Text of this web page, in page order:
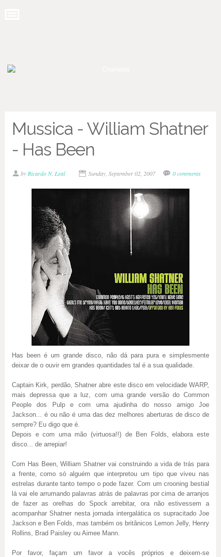
Mussica - William Shatner
- Has Been
by Ricardo N. Leal Sunday, September 02, 2007 0 comments
Has been é um grande disco, não dá para pura e simplesmente
deixar de o ouvir em grandes quantidades tal é a sua qualidade.
Captain Kirk, perdão, Shatner abre este disco em velocidade WARP,
mais depressa que a luz, com uma grande versão do Common
People dos Pulp e com uma ajudinha do nosso amigo Joe
Jackson... é ou não é uma das dez melhores aberturas de disco de
sempre? Eu digo que é.
Depois e com uma mão (virtuosa!!) de Ben Folds, elabora este
disco... de arrepiar!
Com Has Been, William Shatner vai construindo a vida de trás para
a frente, como só alguém que interpretou um tipo que viveu nas
estrelas durante tanto tempo o pode fazer. Com um crooning bestial
lá vai ele arrumando palavras atrás de palavras por cima de arranjos
de fazer as orelhas do Spock arrebitar, ora não estivessem a
acompanhar Shatner nesta jornada intergalática os supracitado Joe
Jackson e Ben Folds, mas também os britânicos Lemon Jelly, Henry
Rollins, Brad Paisley ou Aimee Mann.
Por favor, façam um favor a vocês próprios e deixem-se